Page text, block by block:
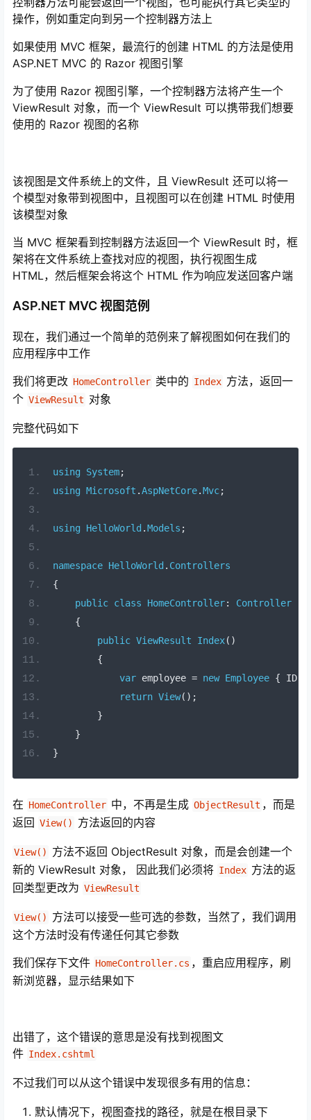
操作，例如重定向到另一个控制器方法上
如果使用 MVC 框架，最流行的创建 HTML 的方法是使用
ASP.NET MVC 的 Razor 视图引擎
为了使用 Razor 视图引擎，一个控制器方法将产生一个
ViewResult 对象，而一个 ViewResult 可以携带我们想要
使用的 Razor 视图的名称
该视图是文件系统上的文件，且 ViewResult 还可以将一
个模型对象带到视图中，且视图可以在创建 HTML 时使用
该模型对象
当 MVC 框架看到控制器方法返回一个 ViewResult 时，框
架将在文件系统上查找对应的视图，执行视图生成
HTML，然后框架会将这个 HTML 作为响应发送回客户端
ASP.NET MVC 视图范例
现在，我们通过一个简单的范例来了解视图如何在我们的
应用程序中工作
我们将更改 HomeController 类中的 Index 方法，返回一
个 ViewResult 对象
完整代码如下
using System;
using Microsoft .AspNetCore.Mvc;
using HelloWorld .Models ;
namespace HelloWorld . Controllers
{
public class HomeController:
Controller
{
public ViewResult Index()
{
var employee = new Employee { ID
return View();
}
}
}
在 HomeController 中，不再是生成 ObjectResult ，而是
返回 View() 方法返回的内容
View()
方法不返回 ObjectResult 对象，而是会创建一个
新的 ViewResult 对象， 因此我们必须将 Index 方法的返
回类型更改为 ViewResult
View()
方法可以接受一些可选的参数，当然了，我们调用
这个方法时没有传递任何其它参数
我们保存下文件 HomeController.cs ，重启应用程序，刷
新浏览器，显示结果如下
出错了，这个错误的意思是没有找到视图文
件 Index.cshtml
不过我们可以从这个错误中发现很多有用的信息：
默认情况下，视图查找的路径，就是在根目录下